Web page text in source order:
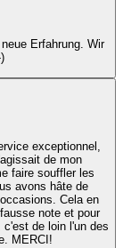
Erfahrung. Wir
exceptionnel,
de mon
faire souffler les
avons hâte de
Cela en
note et pour
de loin l'un des
MERCI!